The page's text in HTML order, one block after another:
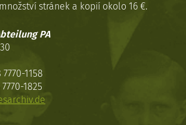
stránek a kopií okolo 16 €.
PA
1158
1825